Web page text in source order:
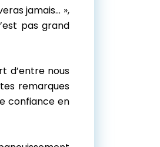
jamais… »,
pas grand
d’entre nous
remarques
confiance en